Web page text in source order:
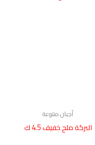
أجبان متنوعة
البركة ملح خفيف 4.5 ك